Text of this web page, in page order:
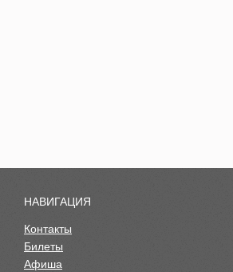
НАВИГАЦИЯ
Контакты
Билеты
Афиша